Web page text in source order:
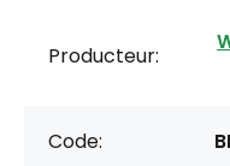
Producteur:
Code: